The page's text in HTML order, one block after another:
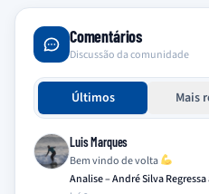
Comentários
Discussão da comunidade
Últimos Mais
Luis Marques
Bem vindo de volta
Analise – André Silva